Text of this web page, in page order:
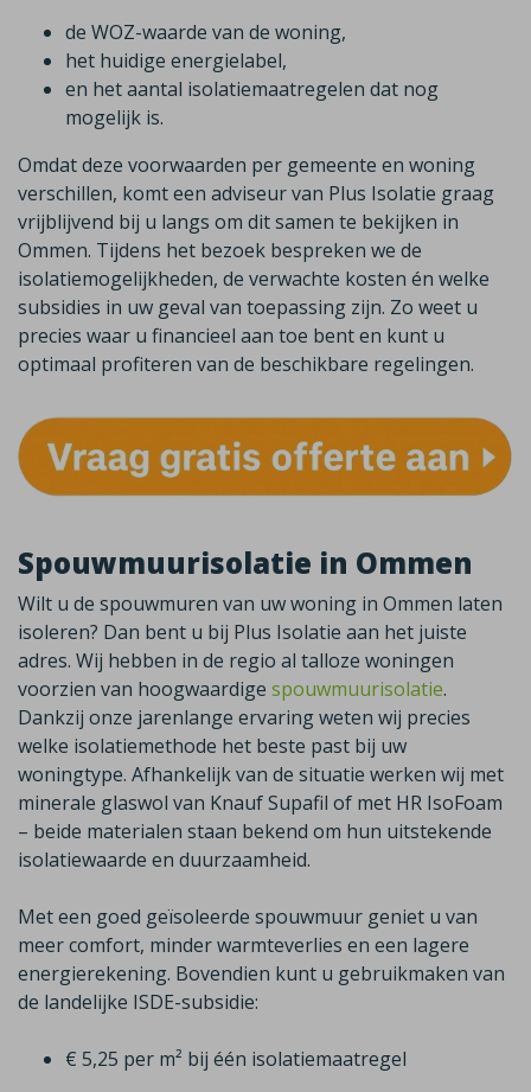
de WOZ-waarde van de woning,
het huidige energielabel,
en het aantal isolatiemaatregelen dat nog
mogelijk is.
Omdat deze voorwaarden per gemeente en woning
verschillen, komt een adviseur van Plus Isolatie graag
vrijblijvend bij u langs om dit samen te bekijken in
Ommen. Tijdens het bezoek bespreken we de
isolatiemogelijkheden, de verwachte kosten én welke
subsidies in uw geval van toepassing zijn. Zo weet u
precies waar u financieel aan toe bent en kunt u
optimaal profiteren van de beschikbare regelingen.
Spouwmuurisolatie in Ommen
Wilt u de spouwmuren van uw woning in Ommen laten
isoleren? Dan bent u bij Plus Isolatie aan het juiste
adres. Wij hebben in de regio al talloze woningen
voorzien van hoogwaardige spouwmuurisolatie.
Dankzij onze jarenlange ervaring weten wij precies
welke isolatiemethode het beste past bij uw
woningtype. Afhankelijk van de situatie werken wij met
minerale glaswol van KnaufSupafil of met HR IsoFoam
– beide materialen staan bekend om hun uitstekende
isolatiewaarde en duurzaamheid.
Met een goed geïsoleerde spouwmuur geniet u van
meer comfort, minder warmteverlies en een lagere
energierekening. Bovendien kunt u gebruikmaken van
de landelijke ISDE-subsidie:
€ 5,25 per m² bij één isolatiemaatregel